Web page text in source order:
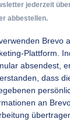
jederzeit
abbestellen.
Brevo
Plattform.
absendest,
dass
an